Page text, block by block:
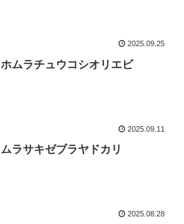
2025.09.25
ホムラチュウコシオリエビ
2025.09.11
ムラサキゼブラヤドカリ
2025.08.28